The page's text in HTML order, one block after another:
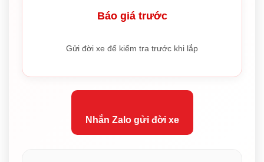
Báo giá trước
Gửi đời xe để kiểm tra trước khi lắp
Nhắn Zalo gửi đời xe